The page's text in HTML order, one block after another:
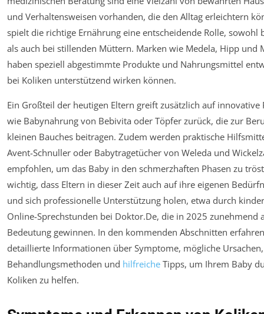
und Verhaltensweisen vorhanden, die den Alltag erleichtern
spielt die richtige Ernährung eine entscheidende Rolle, sowohl
als auch bei stillenden Müttern. Marken wie Medela, Hipp und
haben speziell abgestimmte Produkte und Nahrungsmittel
bei Koliken unterstützend wirken können.
Ein Großteil der heutigen Eltern greift zusätzlich auf innovative
wie Babynahrung von Bebivita oder Töpfer zurück, die zur
kleinen Bauches beitragen. Zudem werden praktische
Avent-Schnuller oder Babytragetücher von Weleda und
empfohlen, um das Baby in den schmerzhaften Phasen zu
wichtig, dass Eltern in dieser Zeit auch auf ihre eigenen
und sich professionelle Unterstützung holen, etwa durch
Online-Sprechstunden bei Doktor.De, die in 2025 zunehmend
Bedeutung gewinnen. In den kommenden Abschnitten
detaillierte Informationen über Symptome, mögliche
Behandlungsmethoden und hilfreiche Tipps, um Ihrem Baby
Koliken zu helfen.